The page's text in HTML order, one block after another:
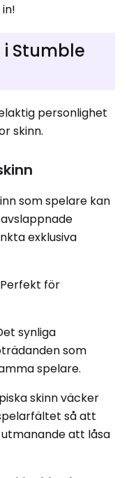
i Stumble
personlighet
skinn.
som spelare kan
exklusiva
för
synliga
som
spelare.
skinn väcker
så att
att låsa